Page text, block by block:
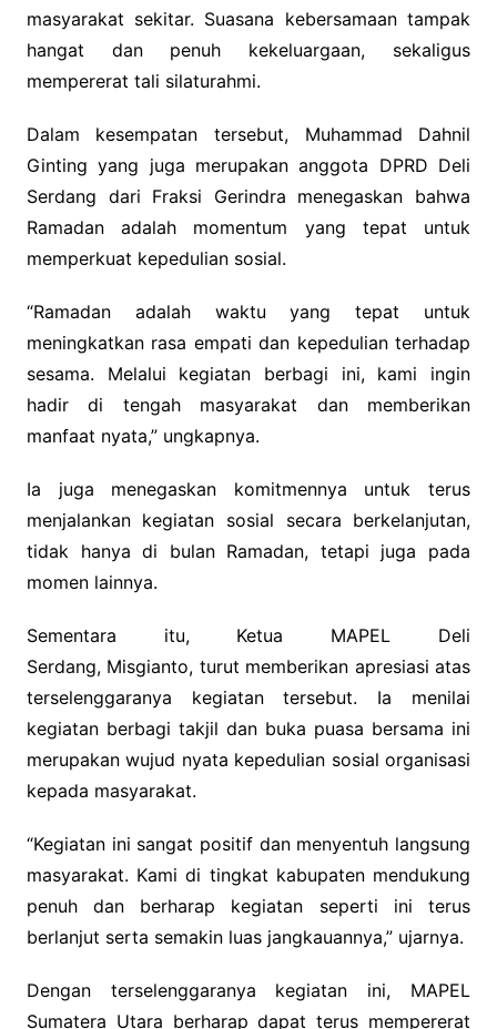
masyarakat sekitar. Suasana kebersamaan tampak
hangat dan penuh kekeluargaan, sekaligus
mempererat tali silaturahmi.
Dalam kesempatan tersebut, Muhammad Dahnil
Ginting yang juga merupakan anggota DPRD Deli
Serdang dari Fraksi Gerindra menegaskan bahwa
Ramadan adalah momentum yang tepat untuk
memperkuat kepedulian sosial.
“Ramadan adalah waktu yang tepat untuk
meningkatkan rasa empati dan kepedulian terhadap
sesama. Melalui kegiatan berbagi ini, kami ingin
hadir di tengah masyarakat dan memberikan
manfaat nyata,” ungkapnya.
Ia juga menegaskan komitmennya untuk terus
menjalankan kegiatan sosial secara berkelanjutan,
tidak hanya di bulan Ramadan, tetapi juga pada
momen lainnya.
Sementara itu, Ketua MAPEL Deli
Serdang, Misgianto, turut memberikan apresiasi atas
terselenggaranya kegiatan tersebut. Ia menilai
kegiatan berbagi takjil dan buka puasa bersama ini
merupakan wujud nyata kepedulian sosial organisasi
kepada masyarakat.
“Kegiatan ini sangat positif dan menyentuh langsung
masyarakat. Kami di tingkat kabupaten mendukung
penuh dan berharap kegiatan seperti ini terus
berlanjut serta semakin luas jangkauannya,” ujarnya.
Dengan terselenggaranya kegiatan ini, MAPEL
Sumatera Utara berharap dapat terus mempererat